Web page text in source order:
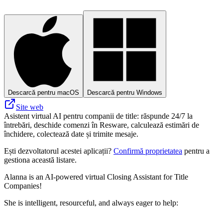
Descarcă pentru macOS Descarcă pentru Windows
Site web
Asistent virtual AI pentru companii de title: răspunde 24/7 la
întrebări, deschide comenzi în Resware, calculează estimări de
închidere, colectează date și trimite mesaje.
Ești dezvoltatorul acestei aplicații? Confirmă proprietatea pentru a
gestiona această listare.
Alanna is an AI-powered virtual Closing Assistant for Title
Companies!
She is intelligent, resourceful, and always eager to help: